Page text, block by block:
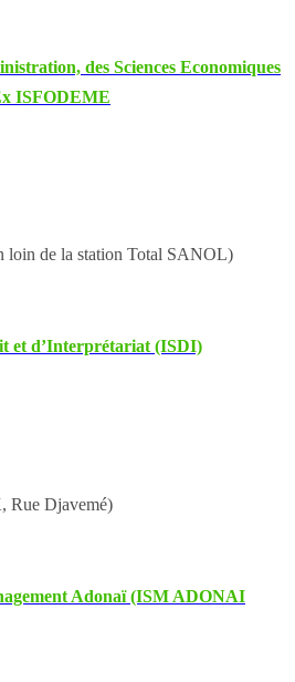
des Sciences Economiques
ISFODEME
loin de la station Total SANOL)
et d’Interprétariat (ISDI)
Rue Djavemé)
Adonaï (ISM ADONAI